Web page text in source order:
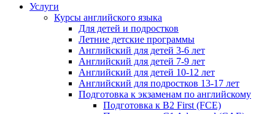
Услуги
Курсы английского языка
Для детей и подростков
Летние детские программы
Английский для детей 3-6 лет
Английский для детей 7-9 лет
Английский для детей 10-12 лет
Английский для подростков 13-17 лет
Подготовка к экзаменам по английскому
Подготовка к B2 First (FCE)